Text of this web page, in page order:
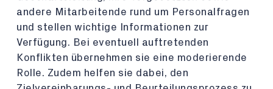
andere Mitarbeitende rund um Personalfragen
und stellen wichtige Informationen zur
Verfügung. Bei eventuell auftretenden
Konflikten übernehmen sie eine moderierende
Rolle. Zudem helfen sie dabei, den